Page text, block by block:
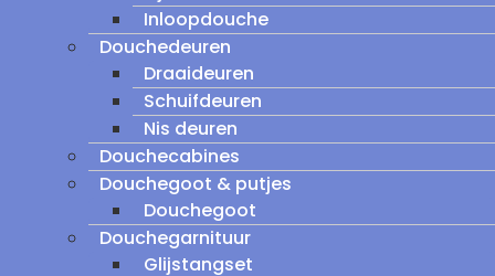
Inloopdouche
Douchedeuren
Draaideuren
Schuifdeuren
Nis deuren
Douchecabines
Douchegoot & putjes
Douchegoot
Douchegarnituur
Glijstangset